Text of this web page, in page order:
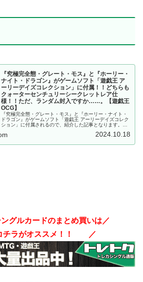
『究極完全態・グレート・モス』と『ホーリー・
ナイト・ドラゴン』がゲームソフト「遊戯王 ア
ーリーデイズコレクション」に付属！！どちらも
クォーターセンチュリーシークレットレア仕
様！！ただ、ランダム封入ですか……。【遊戯王
OCG】
『究極完全態・グレート・モス』と『ホーリー・ナイト・
ドラゴン』がゲームソフト「遊戯王 アーリーデイズコレク
ション」に付属されるので、紹介した記事となります。ど
ただ、ランダム封入ですか……。【遊戯王OCG】2024.10.18
グルカードのまとめ買いは／
ラがオススメ！！ ／